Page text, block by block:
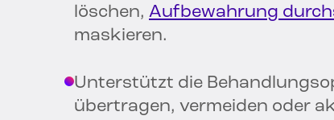
löschen, Aufbewahrung
maskieren.
Unterstützt die
übertragen, vermeiden oder